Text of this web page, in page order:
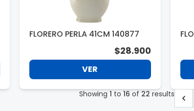
FLORERO PERLA 41CM 140877
$28.900
VER
Showing1 to16 of 22 results